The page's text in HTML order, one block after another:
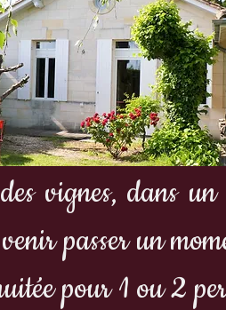
vignes, dans
passer un
pour 1 ou 2